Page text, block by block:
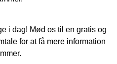
i dag! Mød os til en gratis og
for at få mere information